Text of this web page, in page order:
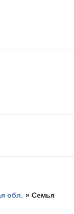
обл. »Семья